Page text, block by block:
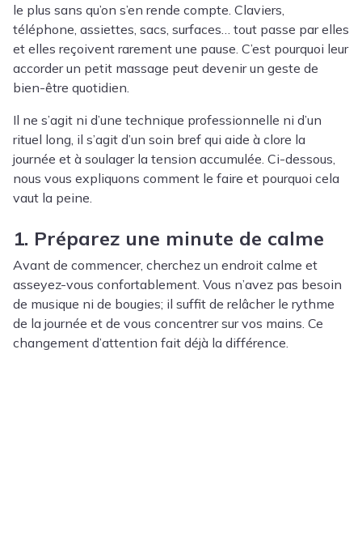
le plus sans qu’on s’en rende compte. Claviers,
téléphone, assiettes, sacs, surfaces… tout passe par elles
et elles reçoivent rarement une pause. C’est pourquoi leur
accorder un petit massage peut devenir un geste de
bien-être quotidien.
Il ne s’agit ni d’une technique professionnelle ni d’un
rituel long, il s’agit d’un soin bref qui aide à clore la
journée et à soulager la tension accumulée. Ci-dessous,
nous vous expliquons comment le faire et pourquoi cela
vaut la peine.
1. Préparez une minute de calme
Avant de commencer, cherchez un endroit calme et
asseyez-vous confortablement. Vous n’avez pas besoin
de musique ni de bougies; il suffit de relâcher le rythme
de la journée et de vous concentrer sur vos mains. Ce
changement d’attention fait déjà la différence.